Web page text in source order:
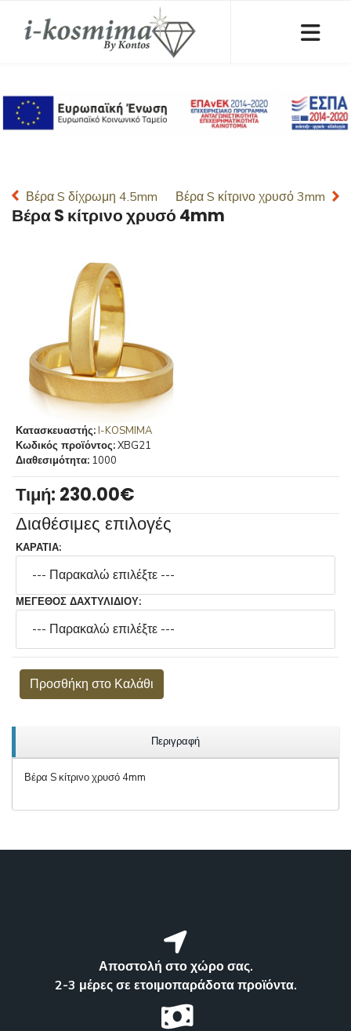
Βέρα S δίχρωμη 4.5mm Βέρα S κίτρινο χρυσό 3mm
Βέρα S κίτρινο χρυσό 4mm
Κατασκευαστής:I-KOSMIMA
Κωδικός προϊόντος:XBG21
Διαθεσιμότητα: 1000
Τιμή: 230.00‎€
Διαθέσιμες επιλογές
ΚΑΡΑΤΙΑ:
ΜΕΓΕΘΟΣ ΔΑΧΤΥΛΙΔΙΟΥ:
Προσθήκη στο Καλάθι
Περιγραφή
Βέρα S κίτρινο χρυσό 4mm
Αποστολή στο χώρο σας.
2-3 μέρες σε ετοιμοπαράδοτα προϊόντα.